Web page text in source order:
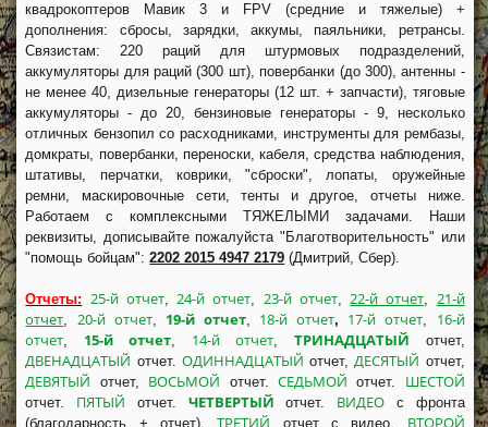
квадрокоптеров Мавик 3 и FPV (средние и тяжелые) +
дополнения: сбросы, зарядки, аккумы, паяльники, ретрансы.
Связистам: 220 раций для штурмовых подразделений,
аккумуляторы для раций (300 шт), повербанки (до 300), антенны -
не менее 40, дизельные генераторы (12 шт. + запчасти), тяговые
аккумуляторы - до 20, бензиновые генераторы - 9, несколько
отличных бензопил со расходниками, инструменты для рембазы,
домкраты, повербанки, переноски, кабеля, средства наблюдения,
штативы, перчатки, коврики, "сброски", лопаты, оружейные
ремни, маскировочные сети, тенты и другое, отчеты ниже.
Работаем с комплексными ТЯЖЕЛЫМИ задачами. Наши
реквизиты, дописывайте пожалуйста "Благотворительность" или
"помощь бойцам":2202 2015 4947 2179 (Дмитрий, Сбер).
Отчеты: 25-й отчет,24-й отчет, 23-й отчет,22-й отчет, 21-й
отчет, 20-й отчет, 19-й отчет, 18-й отчет, 17-й отчет, 16-й
отчет, 15-й отчет, 14-й отчет, ТРИНАДЦАТЫЙ отчет,
ДВЕНАДЦАТЫЙ отчет. ОДИННАДЦАТЫЙ отчет,ДЕСЯТЫЙ отчет,
ДЕВЯТЫЙ отчет, ВОСЬМОЙ отчет. СЕДЬМОЙ отчет. ШЕСТОЙ
отчет. ПЯТЫЙ отчет. ЧЕТВЕРТЫЙ отчет. ВИДЕО с фронта
(благодарность + отчет),ТРЕТИЙ отчет с видео, ВТОРОЙ